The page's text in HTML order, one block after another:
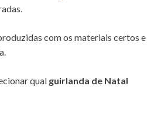
com os materiais certos e
qual guirlanda de Natal